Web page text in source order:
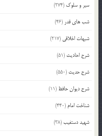
سیر و سلوک (274)
شب های قدر (46)
شبهات اخلاقی (217)
شرح احادیث (51)
شرح حدیث (550)
شرح دیوان حافظ (11)
شناخت امام (440)
شهید دستغیب(38)